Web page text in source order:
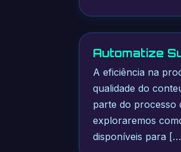
Automatize
A eficiência na
qualidade do
parte do processo
exploraremos
disponíveis para